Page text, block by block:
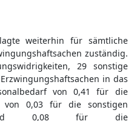
weiterhin für sämtliche
zuständig.
29 sonstige
in das
von 0,41 für die
von 0,03 für die sonstigen
und 0,08 für die